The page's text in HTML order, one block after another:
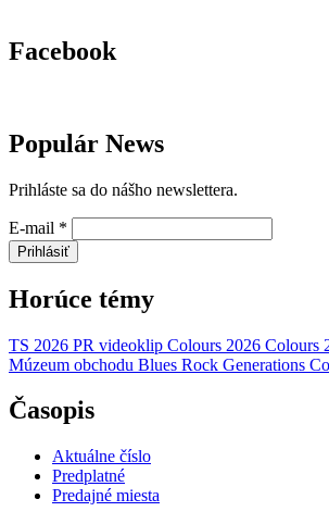
Facebook
Populár News
Prihláste sa do nášho newslettera.
E-mail *
Prihlásiť
Horúce témy
TS 2026 PR videoklip Colours 2026 Colours
Múzeum obchodu Blues Rock Generations
Časopis
Aktuálne číslo
Predplatné
Predajné miesta